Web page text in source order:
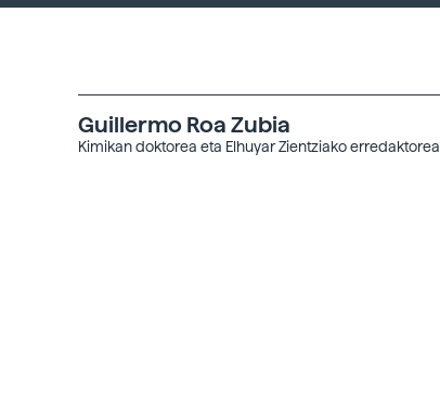
Guillermo Roa Zubia
Kimikan doktorea eta Elhuyar Zientziako erredaktorea